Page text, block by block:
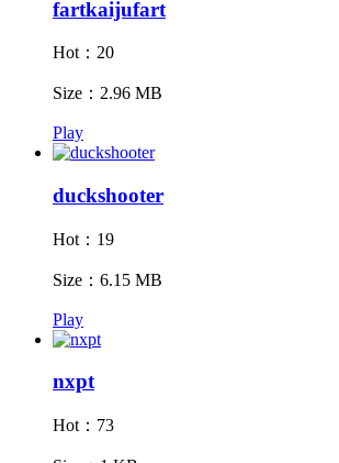
fartkaijufart
Hot：20
Size：2.96 MB
Play
duckshooter
Hot：19
Size：6.15 MB
Play
nxpt
Hot：73